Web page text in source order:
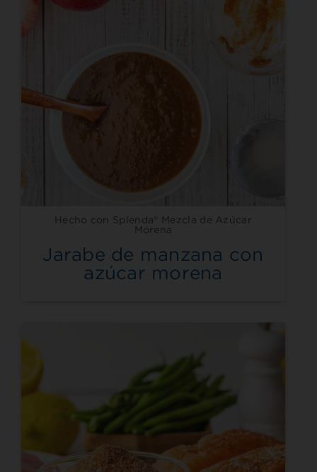
Hecho con Splenda® Mezcla de Azúcar
Morena
Jarabe de manzana con
azúcar morena